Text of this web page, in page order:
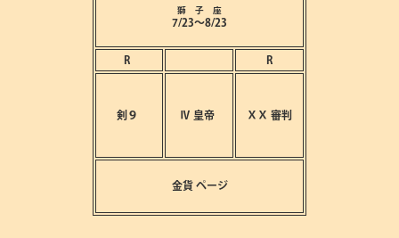
獅 子 座
7/23～8/23
R R
剣９ Ⅳ 皇帝 ⅩⅩ 審判
金貨ページ